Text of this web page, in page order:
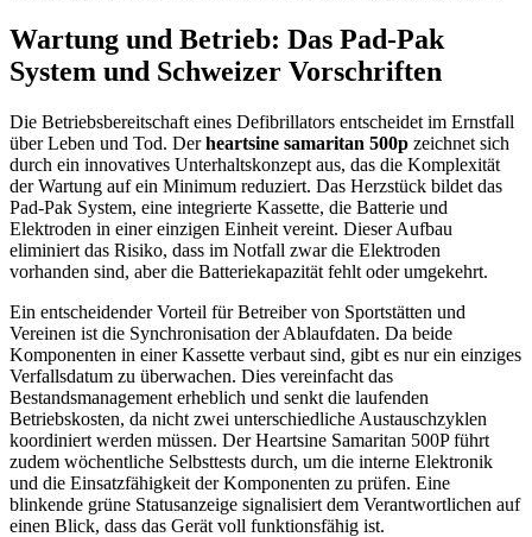
Wartung und Betrieb: Das Pad-Pak
System und Schweizer Vorschriften
Die Betriebsbereitschaft eines Defibrillators entscheidet im Ernstfall
über Leben und Tod. Derheartsine samaritan 500p zeichnet sich
durch ein innovatives Unterhaltskonzept aus, das die Komplexität
der Wartung auf ein Minimum reduziert. Das Herzstück bildet das
Pad-Pak System, eine integrierte Kassette, die Batterie und
Elektroden in einer einzigen Einheit vereint. Dieser Aufbau
eliminiert das Risiko, dass im Notfall zwar die Elektroden
vorhanden sind, aber die Batteriekapazität fehlt oder umgekehrt.
Ein entscheidender Vorteil für Betreiber von Sportstätten und
Vereinen ist die Synchronisation der Ablaufdaten. Da beide
Komponenten in einer Kassette verbaut sind, gibt es nur ein einziges
Verfallsdatum zu überwachen. Dies vereinfacht das
Bestandsmanagement erheblich und senkt die laufenden
Betriebskosten, da nicht zwei unterschiedliche Austauschzyklen
koordiniert werden müssen. Der Heartsine Samaritan 500P führt
zudem wöchentliche Selbsttests durch, um die interne Elektronik
und die Einsatzfähigkeit der Komponenten zu prüfen. Eine
blinkende grüne Statusanzeige signalisiert dem Verantwortlichen auf
einen Blick, dass das Gerät voll funktionsfähig ist.